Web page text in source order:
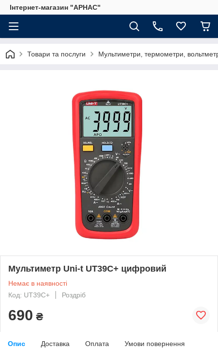
Інтернет-магазин "АРНАС"
Товари та послуги Мультиметри, термометри,
Мультиметр Uni-t UT39C+ цифровий
Немає в наявності
Код: UT39C+
Роздріб
690 ₴
Опис Доставка Оплата Умови повернення